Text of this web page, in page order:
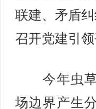
联建、矛盾
召开党建引领
今年虫草
场边界产生